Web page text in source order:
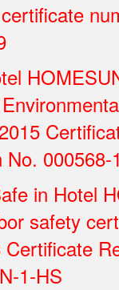
No. 000568-
in Hotel
safety
1-HS